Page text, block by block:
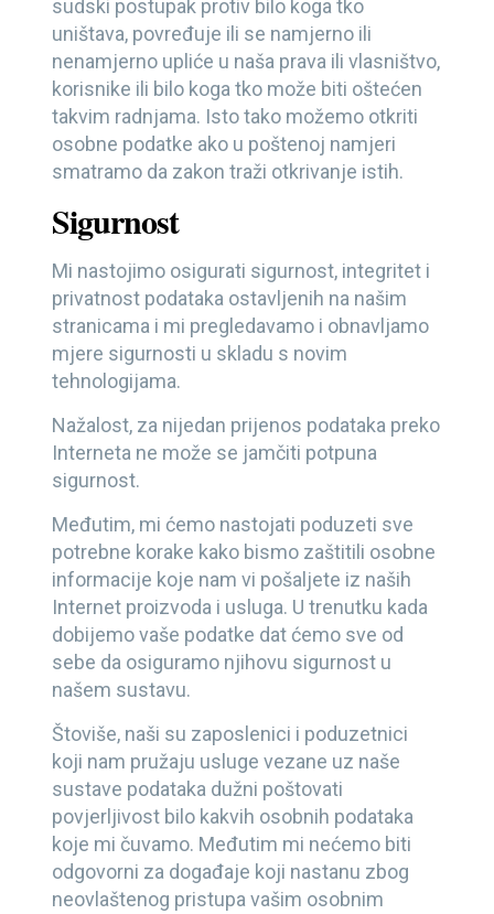
sudski postupak protiv bilo koga tko
uništava, povređuje ili se namjerno ili
nenamjerno upliće u naša prava ili vlasništvo,
korisnike ili bilo koga tko može biti oštećen
takvim radnjama. Isto tako možemo otkriti
osobne podatke ako u poštenoj namjeri
smatramo da zakon traži otkrivanje istih.
Sigurnost
Mi nastojimo osigurati sigurnost, integritet i
privatnost podataka ostavljenih na našim
stranicama i mi pregledavamo i obnavljamo
mjere sigurnosti u skladu s novim
tehnologijama.
Nažalost, za nijedan prijenos podataka preko
Interneta ne može se jamčiti potpuna
sigurnost.
Međutim, mi ćemo nastojati poduzeti sve
potrebne korake kako bismo zaštitili osobne
informacije koje nam vi pošaljete iz naših
Internet proizvoda i usluga. U trenutku kada
dobijemo vaše podatke dat ćemo sve od
sebe da osiguramo njihovu sigurnost u
našem sustavu.
Štoviše, naši su zaposlenici i poduzetnici
koji nam pružaju usluge vezane uz naše
sustave podataka dužni poštovati
povjerljivost bilo kakvih osobnih podataka
koje mi čuvamo. Međutim mi nećemo biti
odgovorni za događaje koji nastanu zbog
neovlaštenog pristupa vašim osobnim